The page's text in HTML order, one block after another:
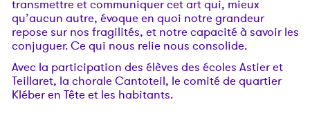
transmettre et communiquer cet art qui, mieux
qu’aucun autre, évoque en quoi notre grandeur
repose sur nos fragilités, et notre capacité à savoir les
conjuguer. Ce qui nous relie nous consolide.
Avec la participation des élèves des écoles Astier et
Teillaret, la chorale Cantoteil, le comité de quartier
Kléber en Tête et les habitants.